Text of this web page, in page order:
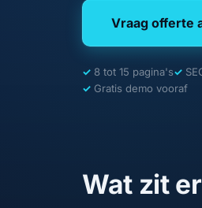
Vraag offerte
8 tot 15 pagina's
Gratis demo vooraf
Wat zit